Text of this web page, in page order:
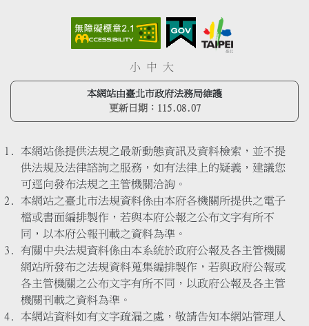
小 中 大
本網站由臺北市政府法務局維護
更新日期： 115.08.07
本網站係提供法規之最新動態資訊及資料檢索，並不提
供法規及法律諮詢之服務，如有法律上的疑義，建議您
可逕向發布法規之主管機關洽詢。
本網站之臺北市法規資料係由本府各機關所提供之電子
檔或書面編排製作，若與本府公報之公布文字有所不
同，以本府公報刊載之資料為準。
有關中央法規資料係由本系統於政府公報及各主管機關
網站所發布之法規資料蒐集編排製作，若與政府公報或
各主管機關之公布文字有所不同，以政府公報及各主管
機關刊載之資料為準。
本網站資料如有文字疏漏之處，敬請告知本網站管理人